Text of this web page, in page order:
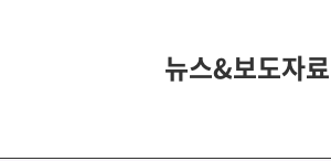
뉴스&보도자료